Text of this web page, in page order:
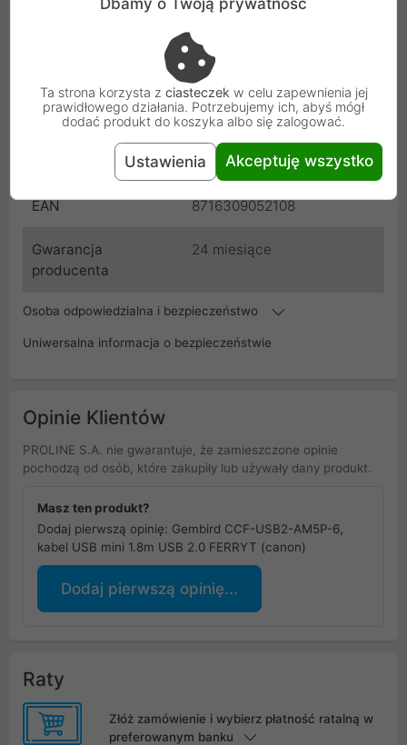
Gembird
Kod CCF-USB2-AM5P-6
Z09201
EAN 8716309052108
Gwarancja
producenta
24 miesiące
Osoba odpowiedzialna i bezpieczeństwo
Uniwersalna informacja o bezpieczeństwie
Opinie Klientów
PROLINE S.A. nie gwarantuje, że zamieszczone opinie
pochodzą od osób, które zakupiły lub używały dany produkt.
Masz ten produkt?
Dodaj pierwszą opinię: Gembird CCF-USB2-AM5P-6,
kabel USB mini 1.8m USB 2.0 FERRYT (canon)
Dodaj pierwszą opinię...
Raty
Złóż zamówienie i wybierz płatność ratalną w
preferowanym banku
Ta strona korzysta z ciasteczek w celu zapewnienia jej
prawidłowego działania. Potrzebujemy ich, abyś mógł
dodać produkt do koszyka albo się zalogować.
Ustawienia Akceptuję wszystko